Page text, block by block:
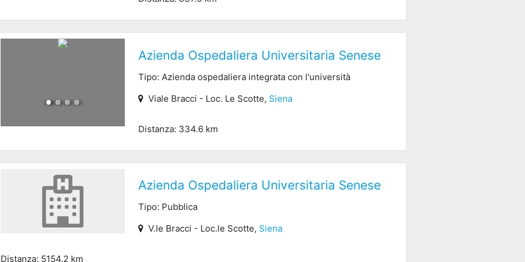
Azienda Ospedaliera Universitaria Senese
Tipo: Azienda ospedaliera integrata con l'università
Viale Bracci - Loc. Le Scotte, Siena
Distanza: 334.6 km
Azienda Ospedaliera Universitaria Senese
Tipo: Pubblica
V.le Bracci - Loc.le Scotte, Siena
Distanza: 5154.2 km